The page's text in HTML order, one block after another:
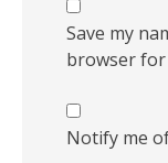
Save my
browser for
Notify me